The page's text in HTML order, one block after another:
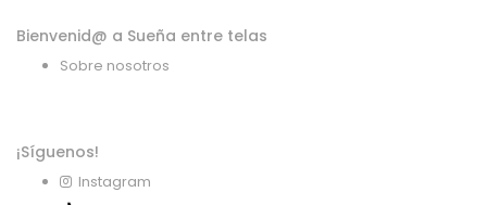
Bienvenid@ a Sueña entre telas
Sobre nosotros
¡Síguenos!
Instagram